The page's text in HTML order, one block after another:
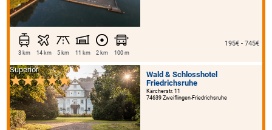
3 km 14 km 5 km 11 km 2 km 100 m
195€ - 745€
Wald & Schlosshotel
Friedrichsruhe
Kärcherstr. 11
74639 Zweiflingen-Friedrichsruhe
Superior